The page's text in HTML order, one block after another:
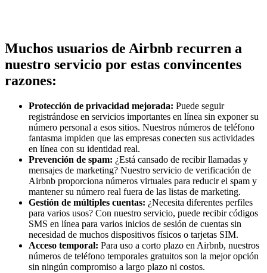
Muchos usuarios de Airbnb recurren a
nuestro servicio por estas convincentes
razones:
Protección de privacidad mejorada: Puede seguir
registrándose en servicios importantes en línea sin exponer su
número personal a esos sitios. Nuestros números de teléfono
fantasma impiden que las empresas conecten sus actividades
en línea con su identidad real.
Prevención de spam: ¿Está cansado de recibir llamadas y
mensajes de marketing? Nuestro servicio de verificación de
Airbnb proporciona números virtuales para reducir el spam y
mantener su número real fuera de las listas de marketing.
Gestión de múltiples cuentas: ¿Necesita diferentes perfiles
para varios usos? Con nuestro servicio, puede recibir códigos
SMS en línea para varios inicios de sesión de cuentas sin
necesidad de muchos dispositivos físicos o tarjetas SIM.
Acceso temporal: Para uso a corto plazo en Airbnb, nuestros
números de teléfono temporales gratuitos son la mejor opción
sin ningún compromiso a largo plazo ni costos.